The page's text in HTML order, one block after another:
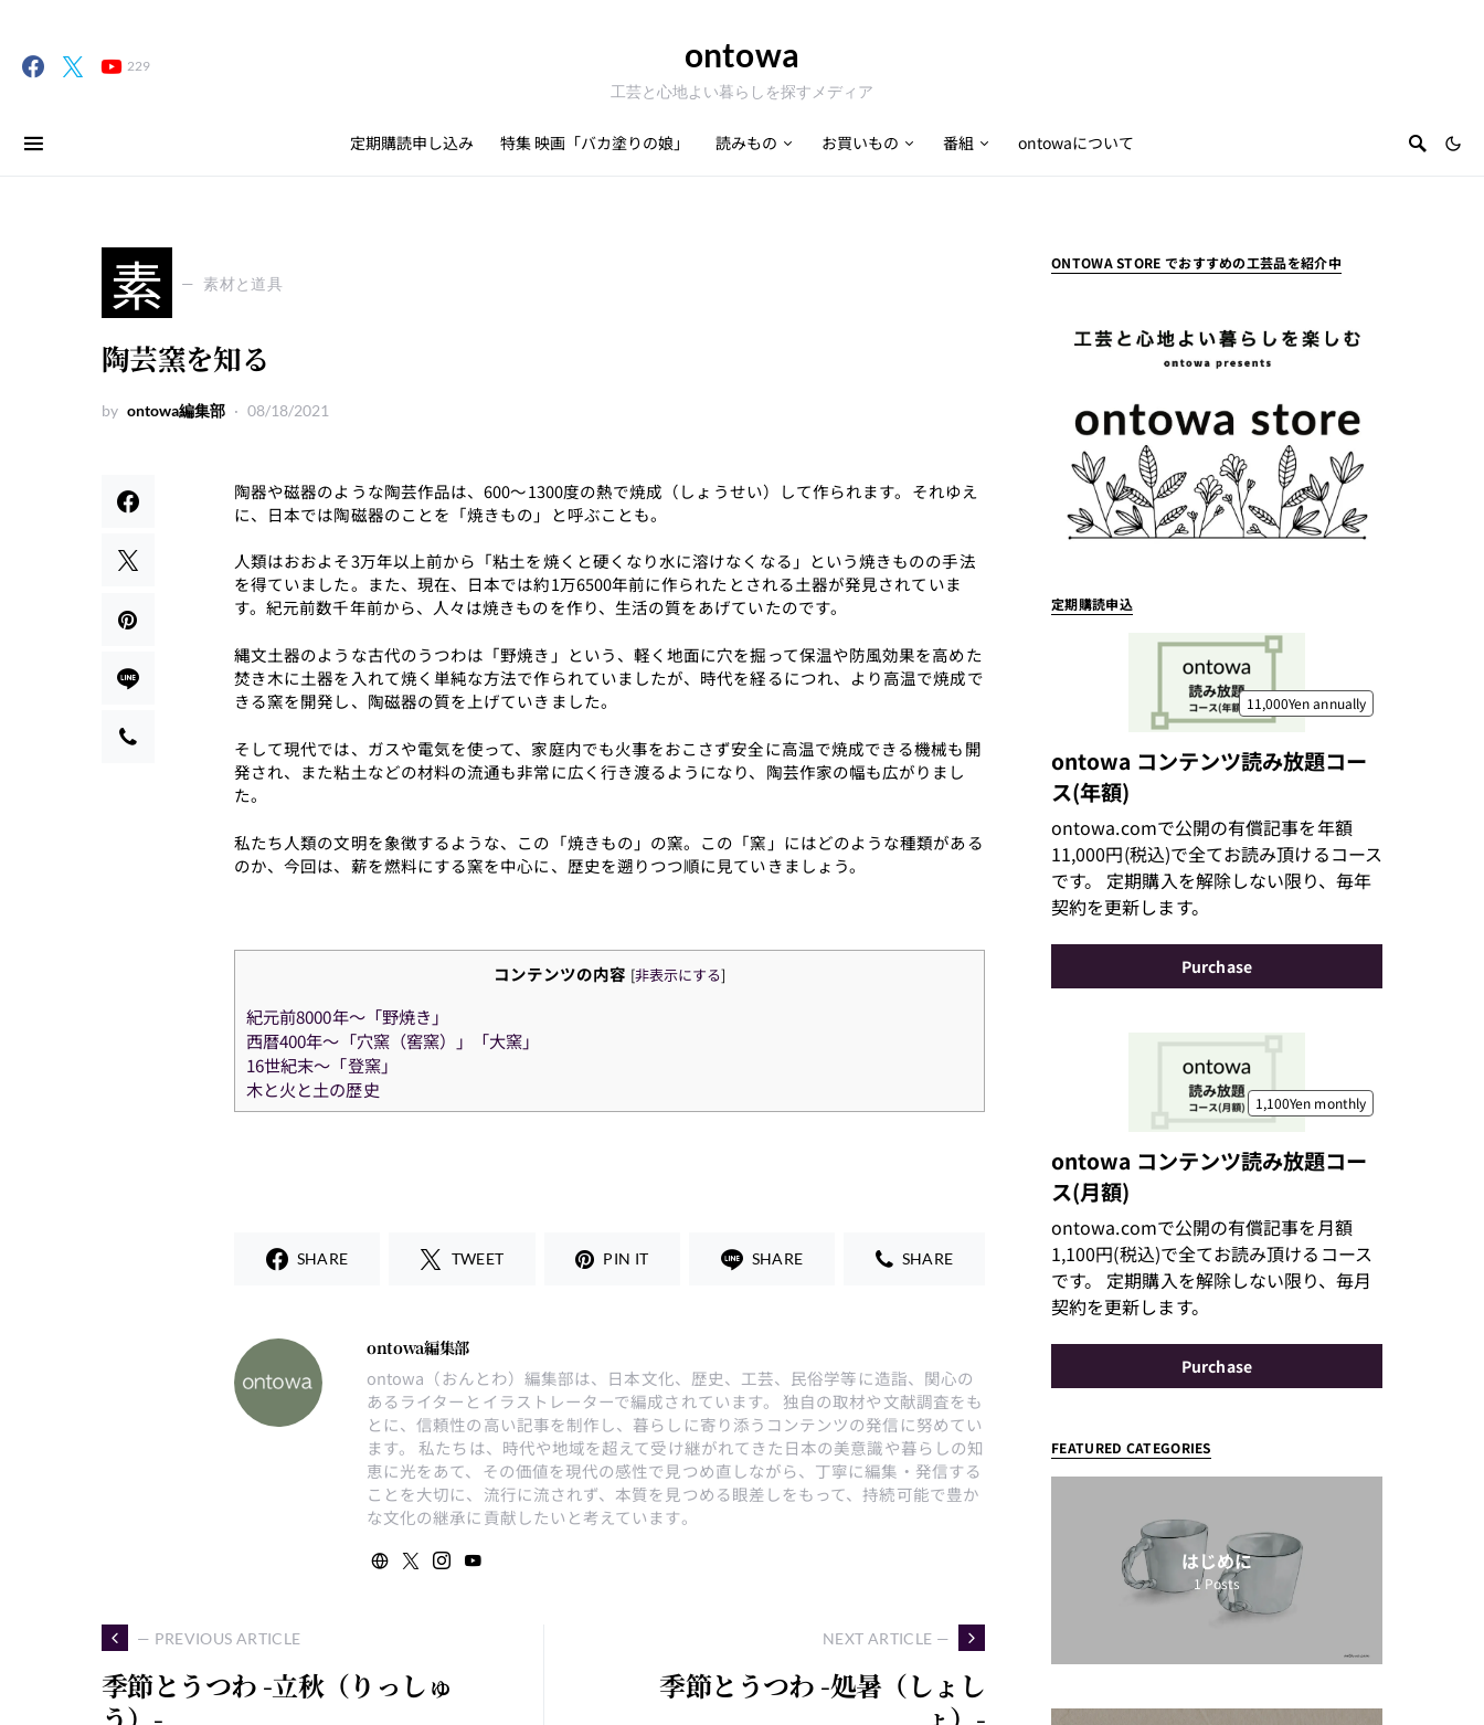
229 ontowa
工芸と心地よい暮らしを探すメディア
定期購読申し込み 特集 映画「バカ塗りの娘」 読みもの お買いもの 番組 ontowaについて
素 素材と道具
陶芸窯を知る
by ontowa編集部 08/18/2021
陶器や磁器のような陶芸作品は、600～1300度の熱で焼成（しょうせい）して作られます。それゆえ
に、日本では陶磁器のことを「焼きもの」と呼ぶことも。
人類はおおよそ3万年以上前から「粘土を焼くと硬くなり水に溶けなくなる」という焼きものの手法
を得ていました。また、現在、日本では約1万6500年前に作られたとされる土器が発見されていま
す。紀元前数千年前から、人々は焼きものを作り、生活の質をあげていたのです。
縄文土器のような古代のうつわは「野焼き」という、軽く地面に穴を掘って保温や防風効果を高めた
焚き木に土器を入れて焼く単純な方法で作られていましたが、時代を経るにつれ、より高温で焼成で
きる窯を開発し、陶磁器の質を上げていきました。
そして現代では、ガスや電気を使って、家庭内でも火事をおこさず安全に高温で焼成できる機械も開
発され、また粘土などの材料の流通も非常に広く行き渡るようになり、陶芸作家の幅も広がりまし
た。
私たち人類の文明を象徴するような、この「焼きもの」の窯。この「窯」にはどのような種類がある
のか、今回は、薪を燃料にする窯を中心に、歴史を遡りつつ順に見ていきましょう。
コンテンツの内容 [非表示にする]
紀元前8000年～「野焼き」
西暦400年～「穴窯（窖窯）」「大窯」
16世紀末～「登窯」
木と火と土の歴史
SHARE TWEET PIN IT SHARE SHARE
ontowa編集部
ontowa（おんとわ）編集部は、日本文化、歴史、工芸、民俗学等に造詣、関心の
あるライターとイラストレーターで編成されています。 独自の取材や文献調査をも
とに、信頼性の高い記事を制作し、暮らしに寄り添うコンテンツの発信に努めてい
ます。 私たちは、時代や地域を超えて受け継がれてきた日本の美意識や暮らしの知
恵に光をあて、その価値を現代の感性で見つめ直しながら、丁寧に編集・発信する
ことを大切に、流行に流されず、本質を見つめる眼差しをもって、持続可能で豊か
な文化の継承に貢献したいと考えています。
— PREVIOUS ARTICLE
季節とうつわ -立秋（りっしゅ
NEXT ARTICLE —
季節とうつわ -処暑（しょし
ONTOWA STORE でおすすめの工芸品を紹介中
定期購読申込
11,000Yenannually
ontowa コンテンツ読み放題コー
ス(年額)
ontowa.comで公開の有償記事を年額
11,000円(税込)で全てお読み頂けるコース
です。 定期購入を解除しない限り、毎年
契約を更新します。
Purchase
1,100Yen monthly
ontowa コンテンツ読み放題コー
ス(月額)
ontowa.comで公開の有償記事を月額
1,100円(税込)で全てお読み頂けるコース
です。 定期購入を解除しない限り、毎月
契約を更新します。
Purchase
FEATURED CATEGORIES
はじめに
1 Posts